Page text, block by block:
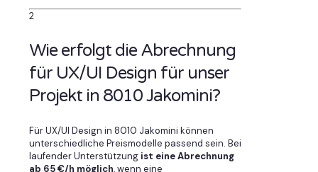
2
Wie erfolgt die Abrechnung
für UX/UI Design für unser
Projekt in 8010 Jakomini?
Für UX/UI Design in 8010 Jakomini können
unterschiedliche Preismodelle passend sein. Bei
laufender Unterstützung ist eine Abrechnung
ab 65 €/h möglich, wenn eine